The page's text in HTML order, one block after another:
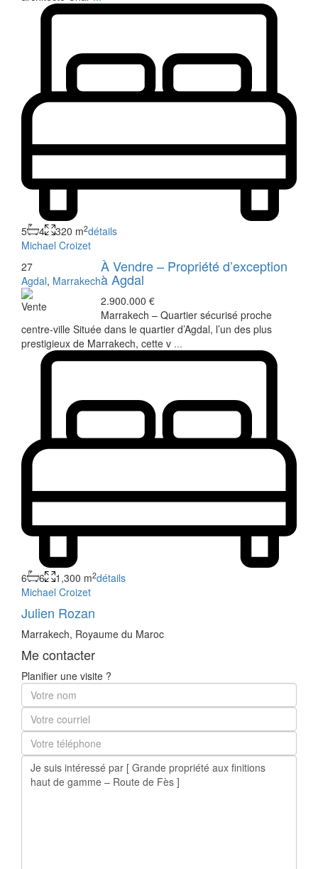
5 4 320 m2détails
Michael Croizet
27
Agdal, Marrakech
Vente
À Vendre – Propriété d’exception
à Agdal
2.900.000 €
Marrakech – Quartier sécurisé proche
centre-ville Située dans le quartier d’Agdal, l’un des plus
prestigieux de Marrakech, cette v ...
6 6 1,300 m2détails
Michael Croizet
Julien Rozan
Marrakech, Royaume du Maroc
Me contacter
Planifier une visite ?